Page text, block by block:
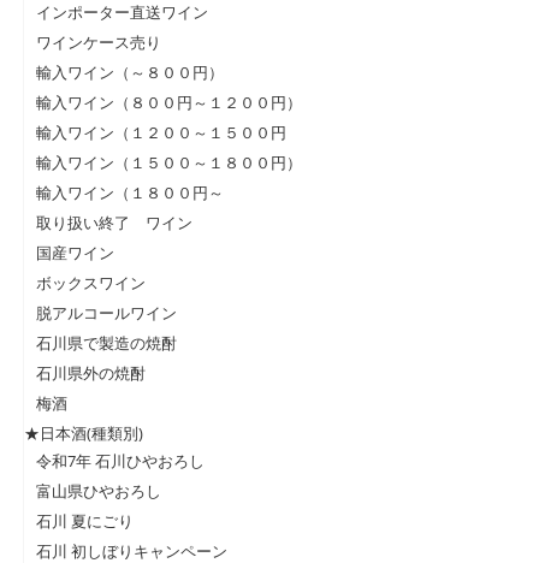
インポーター直送ワイン
ワインケース売り
輸入ワイン（～８００円）
輸入ワイン（８００円～１２００円）
輸入ワイン（１２００～１５００円
輸入ワイン（１５００～１８００円）
輸入ワイン（１８００円～
取り扱い終了 ワイン
国産ワイン
ボックスワイン
脱アルコールワイン
石川県で製造の焼酎
石川県外の焼酎
梅酒
★日本酒(種類別)
令和7年 石川ひやおろし
富山県ひやおろし
石川 夏にごり
石川 初しぼりキャンペーン